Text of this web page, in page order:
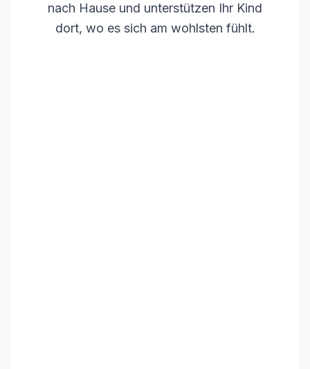
nach Hause und unterstützen Ihr Kind
dort, wo es sich am wohlsten fühlt.